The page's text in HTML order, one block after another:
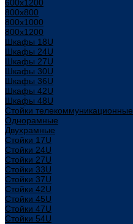
600х1200
800x800
800х1000
800х1200
Шкафы 18U
Шкафы 24U
Шкафы 27U
Шкафы 30U
Шкафы 36U
Шкафы 42U
Шкафы 48U
Стойки телекоммуникационные
Однорамные
Двухрамные
Стойки 17U
Стойки 24U
Стойки 27U
Стойки 33U
Стойки 37U
Стойки 42U
Стойки 45U
Стойки 47U
Стойки 54U